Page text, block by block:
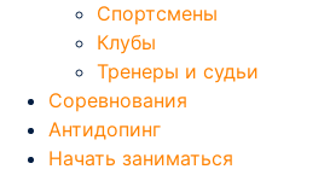
Спортсмены
Клубы
Тренеры и судьи
Соревнования
Антидопинг
Начать заниматься